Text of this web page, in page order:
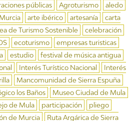
públicas Agroturismo
aledo
arte ibérico artesanía
carta
de Turismo Sostenible
celebración
ecoturismo
empresas turisticas
estudio
festival de música antigua
Interés Turístico Nacional
Interés
Mancomunidad de Sierra Espuña
los Baños
Museo Ciudad de Mula
de Mula
participación
pliego
de Murcia
Ruta Argárica de Sierra